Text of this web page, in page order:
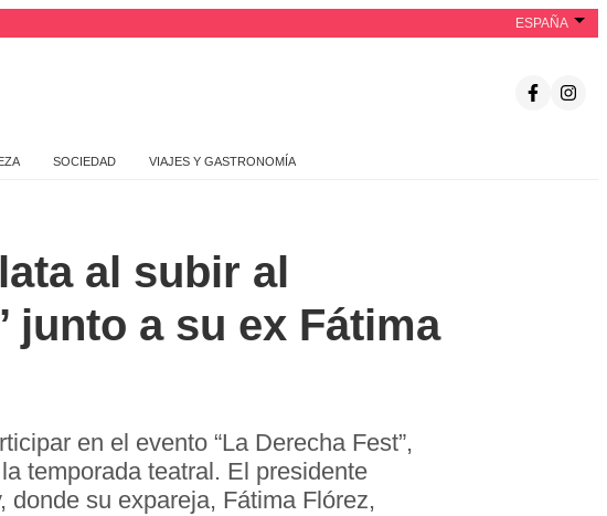
ESPAÑA
SOCIEDAD VIAJES Y GASTRONOMÍA
al subir al
junto a su ex Fátima
en el evento “La Derecha Fest”,
temporada teatral. El presidente
donde su expareja, Fátima Flórez,